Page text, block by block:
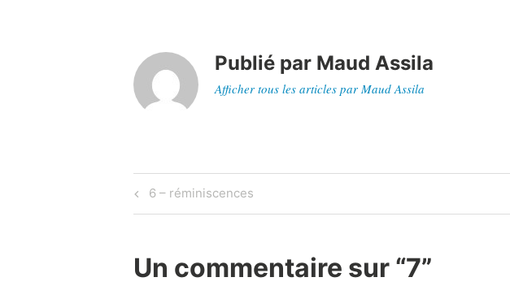
Publié par Maud Assila
Afficher tous les articles par Maud Assila
Navigation
de
l’article
Previous
Post
6 – réminiscences
Un commentaire sur “7”